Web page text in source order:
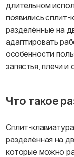
длительном
появились
разделённые на
адаптировать
особенности
запястья, плечи и
Что такое
Сплит-
разделённая на
которые можно